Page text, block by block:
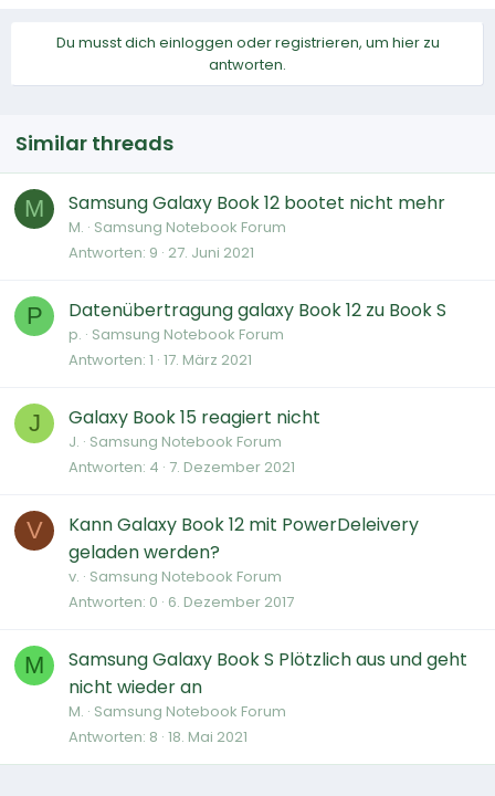
Du musst dich einloggen oder registrieren, um hier zu
antworten.
Similar threads
M Samsung Galaxy Book 12 bootet nicht mehr
M. Samsung Notebook Forum
Antworten 9 27. Juni 2021
P Datenübertragung galaxy Book 12 zu Book S
p. Samsung Notebook Forum
Antworten 1 17. März 2021
J Galaxy Book 15 reagiert nicht
J. Samsung Notebook Forum
Antworten 4 7. Dezember 2021
V
Kann Galaxy Book 12 mit PowerDeleivery
geladen werden?
v. Samsung Notebook Forum
Antworten 0 6. Dezember 2017
M
Samsung Galaxy Book S Plötzlich aus und geht
nicht wieder an
M. Samsung Notebook Forum
Antworten 8 18. Mai 2021